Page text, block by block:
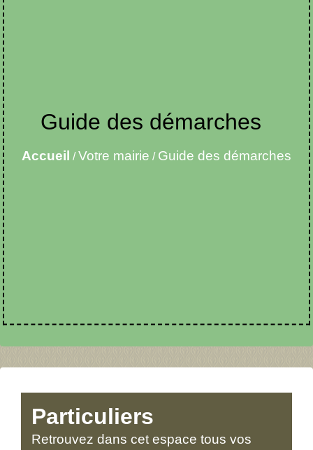
Guide des démarches
Accueil /Votre mairie / Guide des démarches
Particuliers
Retrouvez dans cet espace tous vos